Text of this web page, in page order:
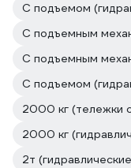
С подъемом
С подъемным
С подъемным
С подъемом
2000 кг (тележки
2000 кг
2т